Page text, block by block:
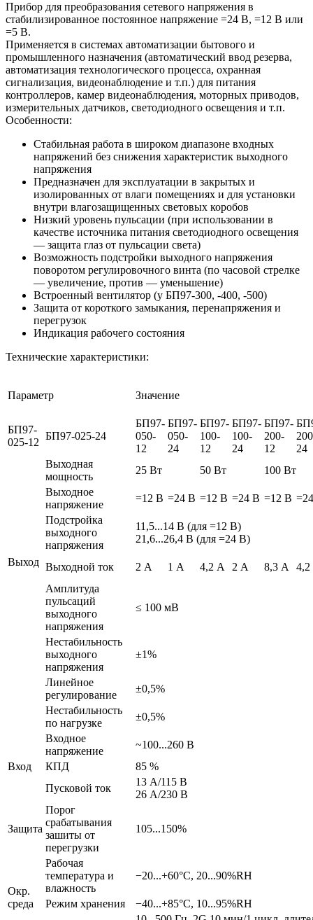
Прибор для преобразования сетевого напряжения в
стабилизированное постоянное напряжение =24 В, =12 В или
=5 В.
Применяется в системах автоматизации бытового и
промышленного назначения (автоматический ввод резерва,
автоматизация технологического процесса, охранная
сигнализация, видеонаблюдение и т.п.) для питания
контроллеров, камер видеонаблюдения, моторных приводов,
измерительных датчиков, светодиодного освещения и т.п.
Особенности:
Стабильная работа в широком диапазоне входных
напряжений без снижения характеристик выходного
напряжения
Предназначен для эксплуатации в закрытых и
изолированных от влаги помещениях и для установки
внутри влагозащищенных световых коробов
Низкий уровень пульсации (при использовании в
качестве источника питания светодиодного освещения
— защита глаз от пульсации света)
Возможность подстройки выходного напряжения
поворотом регулировочного винта (по часовой стрелке
— увеличение, против — уменьшение)
Встроенный вентилятор (у БП97-300, -400, -500)
Защита от короткого замыкания, перенапряжения и
перегрузок
Индикация рабочего состояния
Технические характеристики:
Параметр Значение
БП97-
025-12
БП97-025-24
БП97-
050-
12
БП97-
050-
24
БП97-
100-
12
БП97-
100-
24
БП97-
200-
12
24
Выход
Выходная
мощность
25 Вт 50 Вт
100 Вт
Выходное
напряжение
=12 В =24 В =12 В =24 В =12 В
Подстройка
выходного
напряжения
11,5...14 В (для =12 В)
21,6...26,4 В (для =24 В)
Выходной ток 2 А 1 А 4,2 А 2 А 8,3 А
Амплитуда
пульсаций
выходного
напряжения
≤ 100 мВ
Нестабильность
выходного
напряжения
±1%
Линейное
регулирование
±0,5%
Нестабильность
по нагрузке
±0,5%
Вход
Входное
напряжение
~100...260 В
КПД
85 %
Пусковой ток
13 А/115 В
26 А/230 В
Защита
Порог
срабатывания
зашиты от
перегрузки
105...150%
Окр.
среда
Рабочая
температура и
влажность
−20...+60°С, 20...90%RH
Режим хранения
−40...+85°С, 10...95%RH